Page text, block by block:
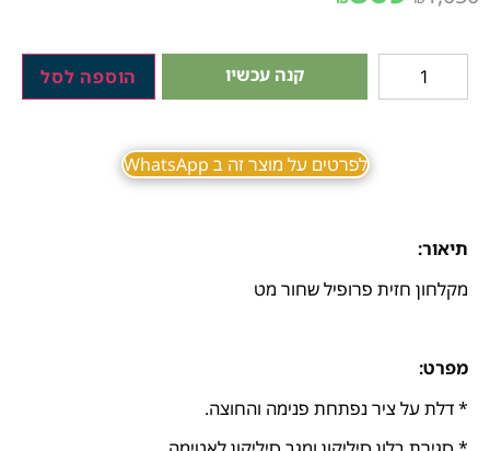
קנה עכשיו הוספה לסל
לפרטים על מוצר זה ב WhatsApp
תיאור:
מקלחון חזית פרופיל שחור מט
מפרט:
* דלת על ציר נפתחת פנימה והחוצה.